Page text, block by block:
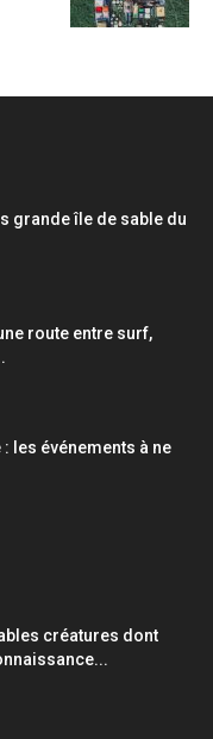
grande île de sable du
route entre surf,
les événements à ne
créatures dont